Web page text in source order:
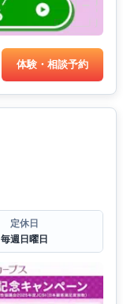
体験・相談予約
定休日
毎週日曜日